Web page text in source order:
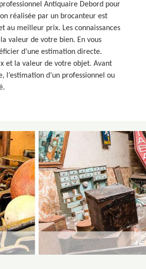
Antiquaire Debord pour
réalisée par un brocanteur est
au meilleur prix. Les connaissances
valeur de votre bien. En vous
d’une estimation directe.
et la valeur de votre objet. Avant
d’un professionnel ou